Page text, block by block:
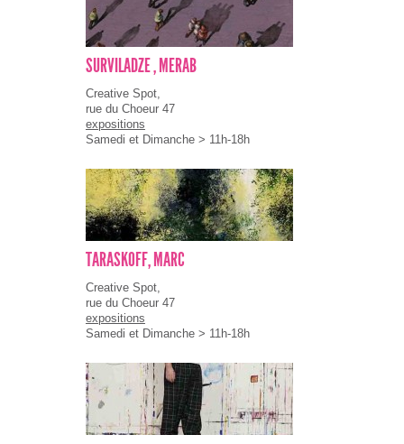
SURVILADZE , MERAB
Creative Spot,
rue du Choeur 47
expositions
Samedi et Dimanche > 11h-18h
TARASKOFF, MARC
Creative Spot,
rue du Choeur 47
expositions
Samedi et Dimanche > 11h-18h